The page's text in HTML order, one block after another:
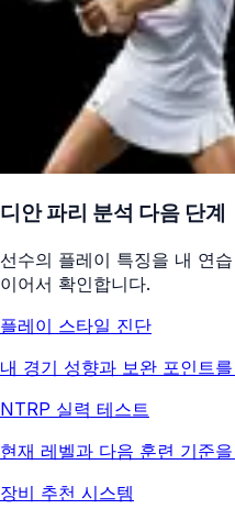
디안 파리 분석 다음 단계
선수의 플레이 특징을 내 연
이어서 확인합니다.
플레이 스타일 진단
내 경기 성향과 보완 포인트
NTRP 실력 테스트
현재 레벨과 다음 훈련 기준
장비 추천 시스템